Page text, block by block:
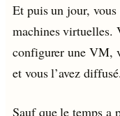
Et puis un jour, vous
machines virtuelles.
configurer une VM,
et vous l’avez diffusé.
Sauf que le temps a